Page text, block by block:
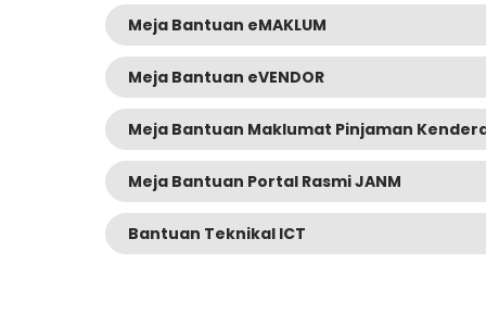
Meja Bantuan eMAKLUM
Meja Bantuan eVENDOR
Meja Bantuan Maklumat Pinjaman
Meja Bantuan Portal Rasmi JANM
Bantuan Teknikal ICT